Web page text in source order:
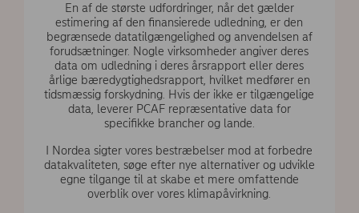
En af de største udfordringer, når det gælder
estimering af den finansierede udledning, er den
begrænsede datatilgængelighed og anvendelsen af
forudsætninger. Nogle virksomheder angiver deres
data om udledning i deres årsrapport eller deres
årlige bæredygtighedsrapport, hvilket medfører en
tidsmæssig forskydning. Hvis der ikke er tilgængelige
data, leverer PCAF repræsentative data for
specifikke brancher og lande.
I Nordea sigter vores bestræbelser mod at forbedre
datakvaliteten, søge efter nye alternativer og udvikle
egne tilgange til at skabe et mere omfattende
overblik over vores klimapåvirkning.